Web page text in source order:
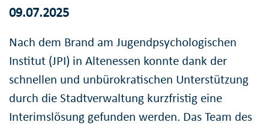
09.07.2025
Nach dem Brand am Jugendpsychologischen
Institut (JPI) in Altenessen konnte dank der
schnellen und unbürokratischen Unterstützung
durch die Stadtverwaltung kurzfristig eine
Interimslösung gefunden werden. Das Team des